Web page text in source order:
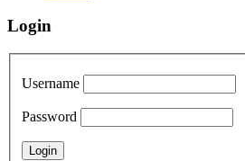
Login
Username
Password